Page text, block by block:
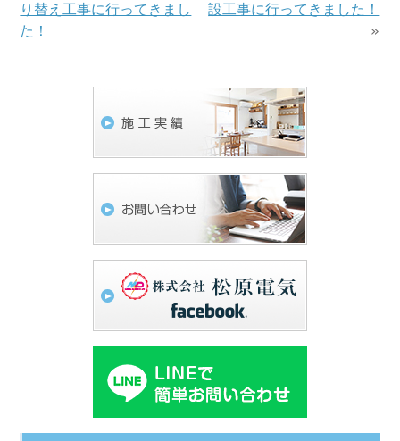
り替え工事に行ってきまし
た！
設工事に行ってきました！
»